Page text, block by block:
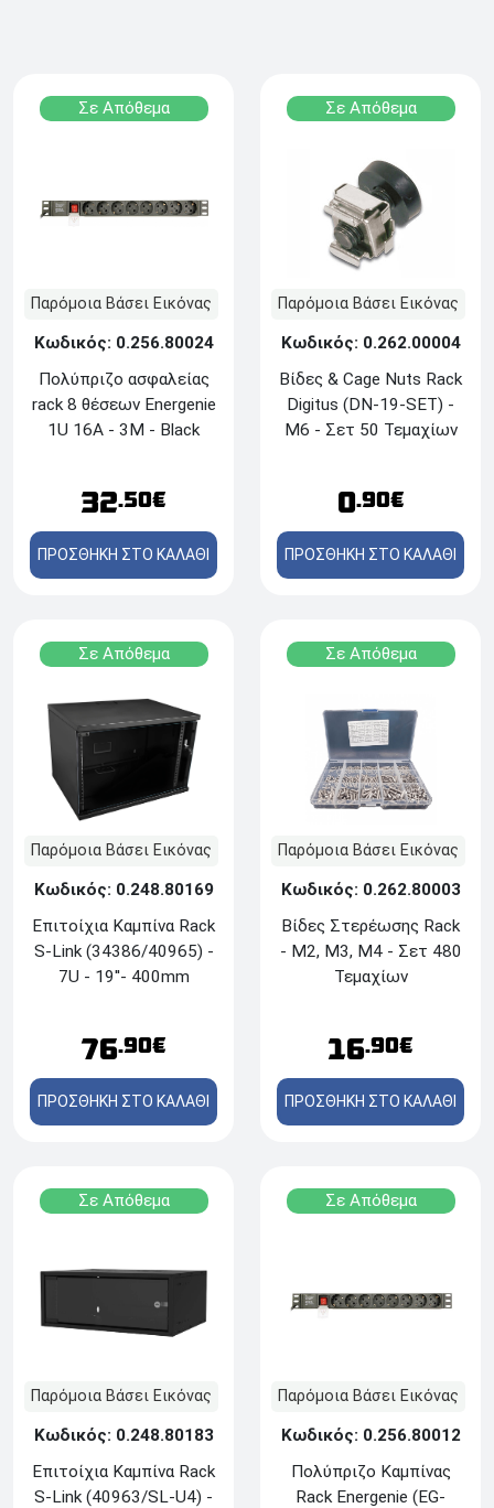
Σε Απόθεμα
Παρόμοια Βάσει Εικόνας
Κωδικός: 0.256.80024
Πολύπριζο ασφαλείας
rack 8 θέσεων Energenie
1U 16A - 3M - Black
32.50€
ΠΡΟΣΘΗΚΗ ΣΤΟ ΚΑΛΑΘΙ
Σε Απόθεμα
Παρόμοια Βάσει Εικόνας
Κωδικός: 0.262.00004
Βίδες & Cage Nuts Rack
Digitus (DN-19-SET) -
M6 - Σετ 50 Τεμαχίων
0.90€
ΠΡΟΣΘΗΚΗ ΣΤΟ ΚΑΛΑΘΙ
Σε Απόθεμα
Παρόμοια Βάσει Εικόνας
Κωδικός: 0.248.80169
Επιτοίχια Καμπίνα Rack
S-Link (34386/40965) -
7U - 19''- 400mm
76.90€
ΠΡΟΣΘΗΚΗ ΣΤΟ ΚΑΛΑΘΙ
Σε Απόθεμα
Παρόμοια Βάσει Εικόνας
Κωδικός: 0.262.80003
Βίδες Στερέωσης Rack
- Μ2, Μ3, Μ4 - Σετ 480
Τεμαχίων
16.90€
ΠΡΟΣΘΗΚΗ ΣΤΟ ΚΑΛΑΘΙ
Σε Απόθεμα
Παρόμοια Βάσει Εικόνας
Κωδικός: 0.248.80183
Επιτοίχια Καμπίνα Rack
S-Link (40963/SL-U4) -
Σε Απόθεμα
Παρόμοια Βάσει Εικόνας
Κωδικός: 0.256.80012
Πολύπριζο Καμπίνας
Rack Energenie (EG-